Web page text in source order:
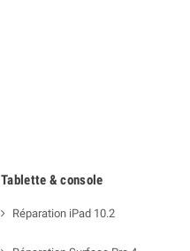
Tablette & console
Réparation iPad 10.2